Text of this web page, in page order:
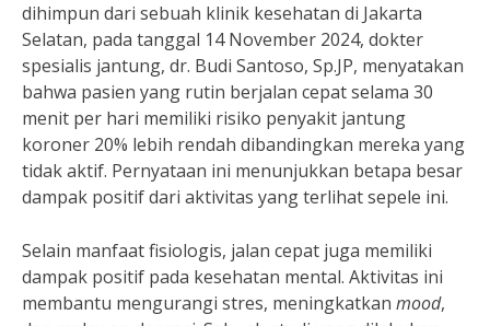
dihimpun dari sebuah klinik kesehatan di Jakarta
Selatan, pada tanggal 14 November 2024, dokter
spesialis jantung, dr. Budi Santoso, Sp.JP, menyatakan
bahwa pasien yang rutin berjalan cepat selama 30
menit per hari memiliki risiko penyakit jantung
koroner 20% lebih rendah dibandingkan mereka yang
tidak aktif. Pernyataan ini menunjukkan betapa besar
dampak positif dari aktivitas yang terlihat sepele ini.
Selain manfaat fisiologis, jalan cepat juga memiliki
dampak positif pada kesehatan mental. Aktivitas ini
membantu mengurangi stres, meningkatkan mood,